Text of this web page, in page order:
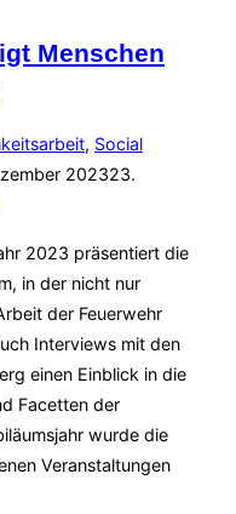
Menschen
, Social
202323.
2023 präsentiert die
in der nicht nur
der Feuerwehr
Interviews mit den
einen Einblick in die
Facetten der
wurde die
Veranstaltungen